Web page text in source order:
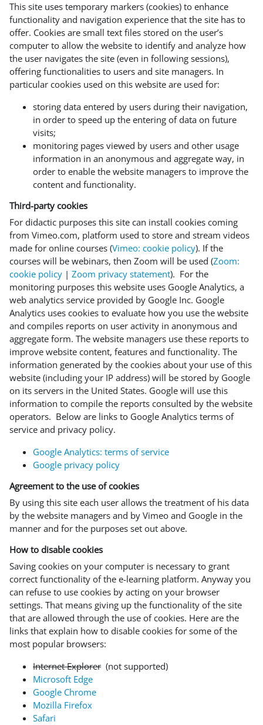
This site uses temporary markers (cookies) to enhance
functionality and navigation experience that the site has to
offer. Cookies are small text files stored on the user’s
computer to allow the website to identify and analyze how
the user navigates the site (even in following sessions),
offering functionalities to users and site managers. In
particular cookies used on this website are used for:
storing data entered by users during their navigation,
in order to speed up the entering of data on future
visits;
monitoring pages viewed by users and other usage
information in an anonymous and aggregate way, in
order to enable the website managers to improve the
content and functionality.
Third-party cookies
For didactic purposes this site can install cookies coming
from Vimeo.com, platform used to store and stream videos
made for online courses (Vimeo: cookie policy). If the
courses will be webinars, then Zoom will be used (Zoom:
cookie policy | Zoom privacy statement). For the
monitoring purposes this website uses Google Analytics, a
web analytics service provided by Google Inc. Google
Analytics uses cookies to evaluate how you use the website
and compiles reports on user activity in anonymous and
aggregate form. The website managers use these reports to
improve website content, features and functionality. The
information generated by the cookies about your use of this
website (including your IP address) will be stored by Google
on its servers in the United States. Google will use this
information to compile the reports consulted by the website
operators. Below are links to Google Analytics terms of
service and privacy policy.
Google Analytics: terms of service
Google privacy policy
Agreement to the use of cookies
By using this site each user allows the treatment of his data
by the website managers and by Vimeo and Google in the
manner and for the purposes set out above.
How to disable cookies
Saving cookies on your computer is necessary to grant
correct functionality of the e-learning platform. Anyway you
can refuse to use cookies by acting on your browser
settings. That means giving up the functionality of the site
that are allowed through the use of cookies. Here are the
links that explain how to disable cookies for some of the
most popular browsers:
Internet Explorer (not supported)
Microsoft Edge
Google Chrome
Mozilla Firefox
Safari